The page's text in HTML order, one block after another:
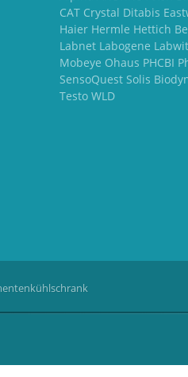
CAT Crystal Ditabis
Haier Hermle Hettich
Labnet Labogene
Mobeye Ohaus PHCBI
SensoQuest Solis
Testo WLD